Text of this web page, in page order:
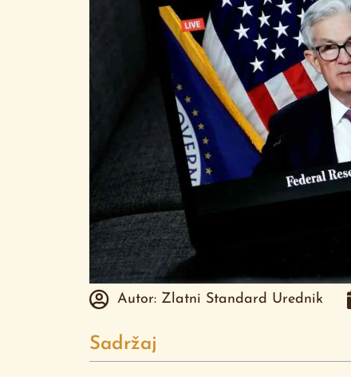
Autor: Zlatni Standard Urednik
Sadržaj